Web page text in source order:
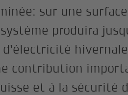
sur une
produira
contribution
et à la sécurité